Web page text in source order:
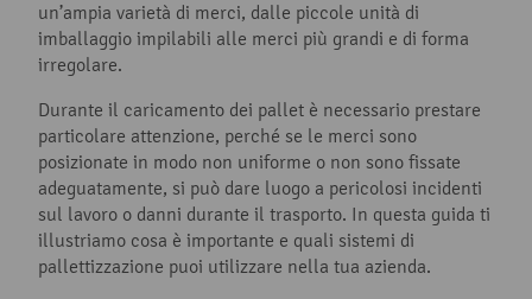
un’ampia varietà di merci, dalle piccole unità di
imballaggio impilabili alle merci più grandi e di forma
irregolare.
Durante il caricamento dei pallet è necessario prestare
particolare attenzione, perché se le merci sono
posizionate in modo non uniforme o non sono fissate
adeguatamente, si può dare luogo a pericolosi incidenti
sul lavoro o danni durante il trasporto. In questa guida ti
illustriamo cosa è importante e quali sistemi di
pallettizzazione puoi utilizzare nella tua azienda.